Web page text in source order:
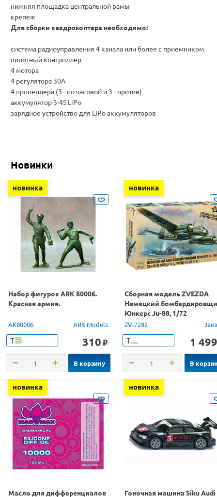
нижняя площадка центральной рамы
крепеж
Для сборки квадрокоптера необходимо:
система радиоуправления 4 канала или более с приемником
пилотный контроллер
4 мотора
4 регулятора 30А
4 пропеллера (3 - по часовой и 3 - против)
аккумулятор 3-4S LiPo
зарядное устройство для LiPo аккумуляторов
Новинки
новинка
Набор фигурок ARK 80006.
Красная армия.
AK80006 ARK Models
Т 310 o
В корзину
новинка
Сборная модель ZVEZDA
Немецкий
Юнкерс Ju-88, 1/72
ZV-7282
Т 1 499
В
новинка
Масло для дифференциалов
новинка
Гоночная машина Siku Audi